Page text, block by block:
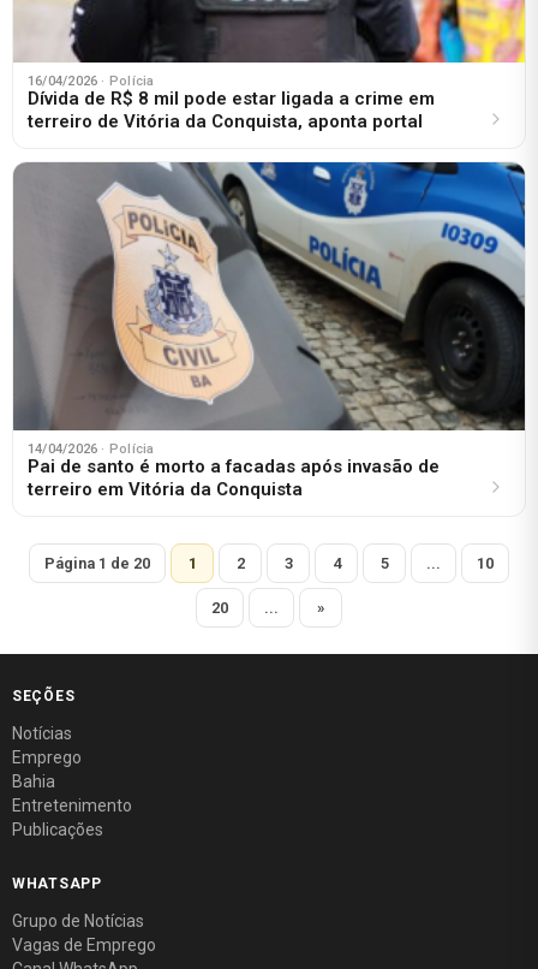
16/04/2026 · Polícia
Dívida de R$ 8 mil pode estar ligada a crime em
terreiro de Vitória da Conquista, aponta portal
14/04/2026 · Polícia
Pai de santo é morto a facadas após invasão de
terreiro em Vitória da Conquista
Página 1 de 20 1 2 3 4 5 ... 10
20 ... »
SEÇÕES
Notícias
Emprego
Bahia
Entretenimento
Publicações
WHATSAPP
Grupo de Notícias
Vagas de Emprego